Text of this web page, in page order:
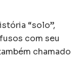
“solo”,
com seu
chamado